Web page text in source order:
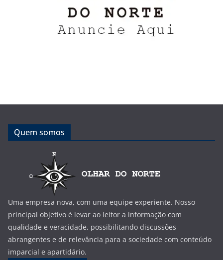
Quem somos
Uma empresa nova, com uma equipe experiente. Nosso
principal objetivo é levar ao leitor a informação com
qualidade e veracidade, possibilitando discussões
abrangentes e de relevância para a sociedade com conteúdo
imparcial e apartidário.